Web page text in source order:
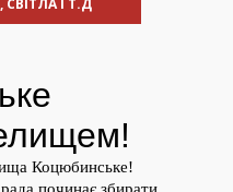
І Т.Д